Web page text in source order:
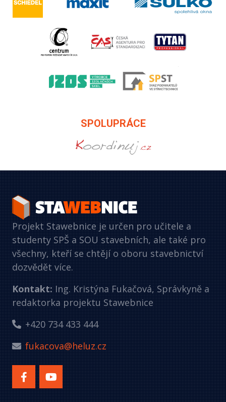
SPOLUPRÁCE
Projekt Stawebnice je určen pro učitele a
studenty SPŠ a SOU stavebních, ale také pro
všechny, kteří se chtějí o oboru stavebnictví
dozvědět více.
Kontakt:Ing. Kristýna Fukačová, Správkyně a
redaktorka projektu Stawebnice
+420 734 433 444
fukacova@heluz.cz